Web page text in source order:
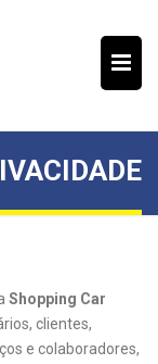
Shopping Car
clientes,
e colaboradores,